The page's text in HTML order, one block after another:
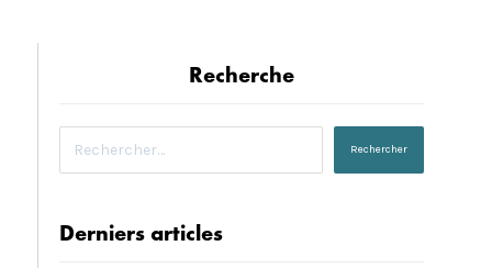
Recherche
Derniers articles